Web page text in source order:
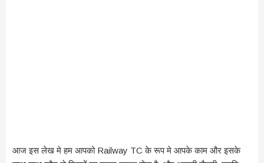
आज इस लेख मे हम आपको Railway TC के रूप मे आपके काम और इसके